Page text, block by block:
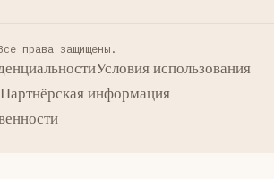
права защищены.
Условия использования
Партнёрская информация